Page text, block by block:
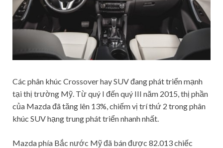
Các phân khúc Crossover hay SUV đang phát triển mạnh
tại thị trường Mỹ. Từ quý I đến quý III năm 2015, thị phần
của Mazda đã tăng lên 13%, chiếm vị trí thứ 2 trong phân
khúc SUV hạng trung phát triển nhanh nhất.
Mazda phía Bắc nước Mỹ đã bán được 82.013 chiếc